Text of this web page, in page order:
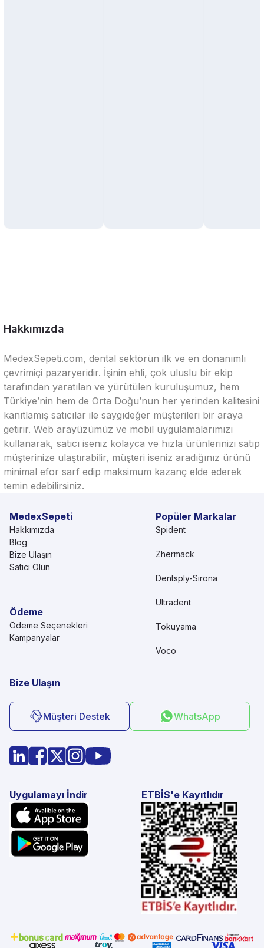
Hakkımızda
MedexSepeti.com, dental sektörün ilk ve en donanımlı
çevrimiçi pazaryeridir. İşinin ehli, çok uluslu bir ekip
tarafından yaratılan ve yürütülen kuruluşumuz, hem
Türkiye’nin hem de Orta Doğu’nun her yerinden kalitesini
kanıtlamış satıcılar ile saygıdeğer müşterileri bir araya
getirir. Web arayüzümüz ve mobil uygulamalarımızı
kullanarak, satıcı iseniz kolayca ve hızla ürünlerinizi satıp
müşterinize ulaştırabilir, müşteri iseniz aradığınız ürünü
minimal efor sarf edip maksimum kazanç elde ederek
temin edebilirsiniz.
MedexSepeti
Hakkımızda
Blog
Bize Ulaşın
Satıcı Olun
Ödeme
Ödeme Seçenekleri
Kampanyalar
Popüler Markalar
Spident
Zhermack
Dentsply-Sirona
Ultradent
Tokuyama
Voco
Bize Ulaşın
Müşteri Destek WhatsApp
Uygulamayı İndir ETBİS'e Kayıtlıdır